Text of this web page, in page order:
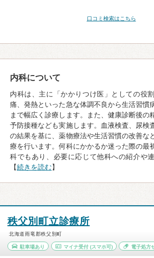
口コミ検索はこちら
内科について
内科は、主に「かかりつけ医」としての役
痛、発熱といった急な体調不良から生活習慣
まで幅広く診療します。また、健康診断後の
予防接種なども実施します。血液検査、尿検
の結果を基に、薬物療法や生活習慣の改善な
療を行います。何科にかかるか迷った際の最
科でもあり、必要に応じて他科への紹介や
【続きを読む】
秩父別町立診療所
北海道雨竜郡秩父別町
駐車場あり マイナ受付(スマホ可) 電子処方